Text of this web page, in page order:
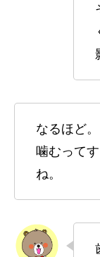
なるほど。
噛むって
ね。